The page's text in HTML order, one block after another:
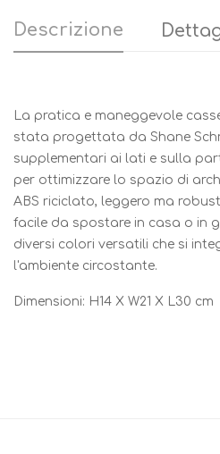
Descrizione
La pratica e maneggevole
stata progettata da Shane
supplementari ai lati e sulla
per ottimizzare lo spazio di
ABS riciclato, leggero ma
facile da spostare in casa o in
diversi colori versatili che si
l'ambiente circostante.
Dimensioni: H14 X W21 X L30 cm